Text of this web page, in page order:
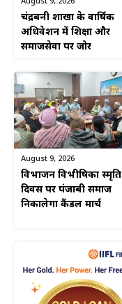
चंद्रबनी शाखा के वार्षिक
अधिवेशन में शिक्षा और
समाजसेवा पर जोर
August 9, 2026
विभाजन विभीषिका स्मृति
दिवस पर पंजाबी समाज
निकालेगा कैंडल मार्च